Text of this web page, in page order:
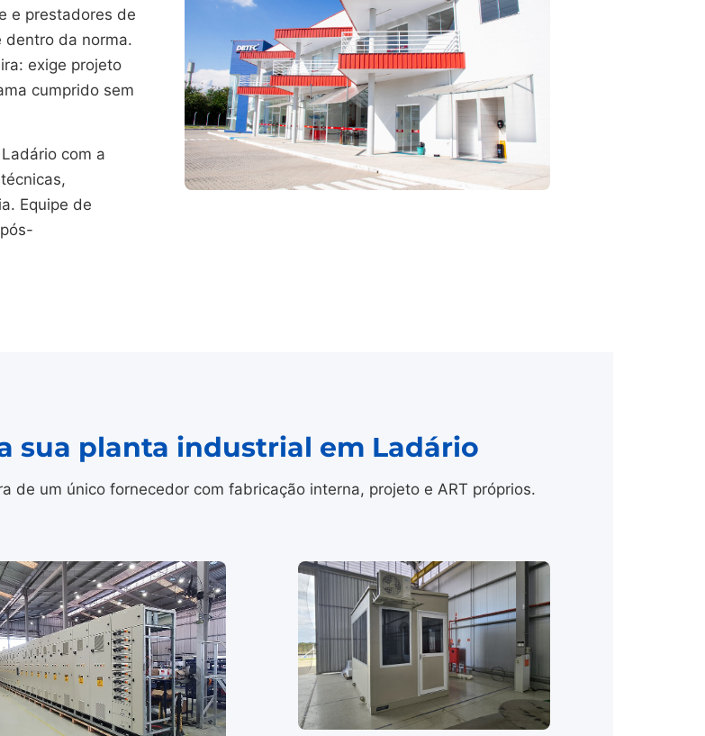
e prestadores de
dentro da norma.
exige projeto
cumprido sem
com a
Equipe de
sua planta industrial em Ladário
de um único fornecedor com fabricação interna, projeto e ART próprios.